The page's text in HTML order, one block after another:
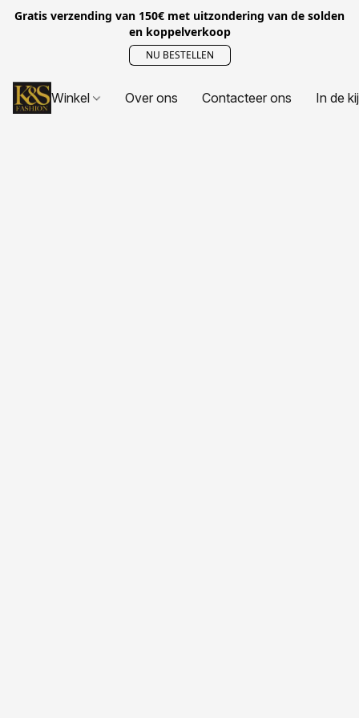
Gratis verzending van 150€ met uitzondering van de solden
en koppelverkoop
NU BESTELLEN
Winkel Over ons Contacteer ons In de